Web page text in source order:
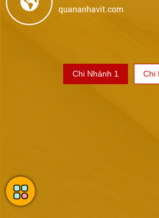
quananhavit.com
Chi Nhánh 1 Chi